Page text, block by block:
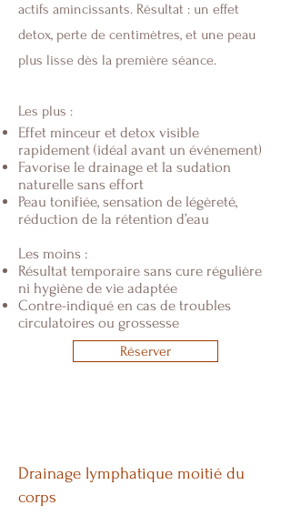
actifs amincissants. Résultat : un effet
detox, perte de centimètres, et une peau
plus lisse dès la première séance.
Les plus :
Effet minceur et detox visible
rapidement (idéal avant un événement)
Favorise le drainage et la sudation
naturelle sans effort
Peau tonifiée, sensation de légèreté,
réduction de la rétention d’eau
Les moins :
Résultat temporaire sans cure régulière
ni hygiène de vie adaptée
Contre-indiqué en cas de troubles
circulatoires ou grossesse
Réserver
Drainage lymphatique moitié du
corps